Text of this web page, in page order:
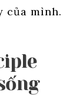
của mình.